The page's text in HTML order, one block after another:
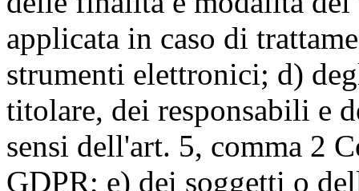
applicata in caso di
strumenti elettronici; d)
titolare, dei responsabili e
sensi dell'art. 5, comma 2
GDPR; e) dei soggetti o